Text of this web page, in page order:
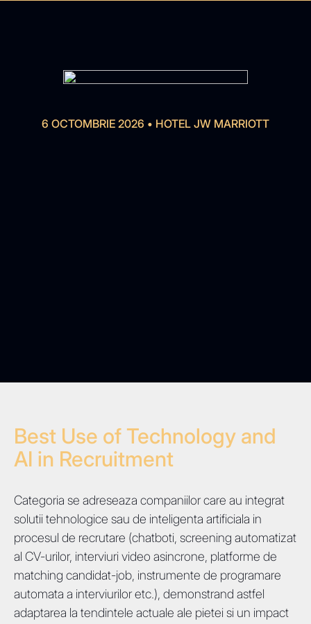
6 OCTOMBRIE 2026 • HOTEL JW MARRIOTT
Best Use of Technology and
AI in Recruitment
Categoria se adreseaza companiilor care au integrat
solutii tehnologice sau de inteligenta artificiala in
procesul de recrutare (chatboti, screening automatizat
al CV-urilor, interviuri video asincrone, platforme de
matching candidat-job, instrumente de programare
automata a interviurilor etc.), demonstrand astfel
adaptarea la tendintele actuale ale pietei si un impact